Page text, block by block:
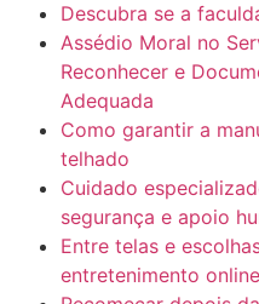
Descubra se a
Assédio Moral no
Reconhecer e
Adequada
Como garantir a
telhado
Cuidado
segurança e apoio
Entre telas e
entretenimento online